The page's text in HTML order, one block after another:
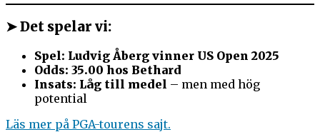
➤ Det spelar vi:
Spel: Ludvig Åberg vinner US Open 2025
Odds: 35.00 hos Bethard
Insats: Låg till medel – men med hög
potential
Läs mer på PGA-tourens sajt.